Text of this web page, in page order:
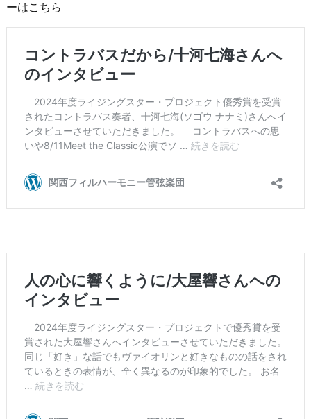
ーはこちら